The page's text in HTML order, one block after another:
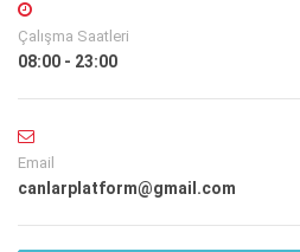
Çalışma Saatleri
08:00 - 23:00
Email
canlarplatform@gmail.com